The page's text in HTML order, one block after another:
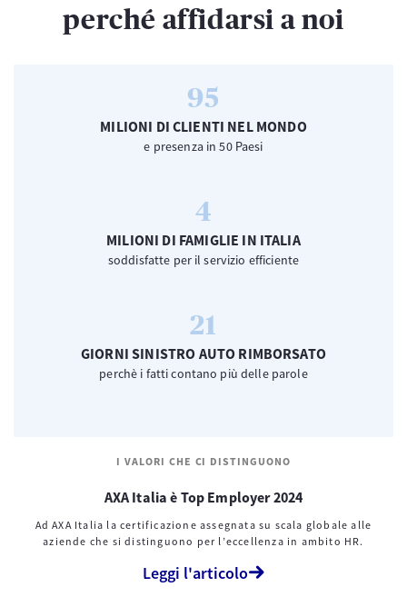
perché affidarsi a noi
95
MILIONI DI CLIENTI NEL MONDO
e presenza in 50 Paesi
4
MILIONI DI FAMIGLIE IN ITALIA
soddisfatte per il servizio efficiente
21
GIORNI SINISTRO AUTO RIMBORSATO
perchè i fatti contano più delle parole
I VALORI CHE CI DISTINGUONO
AXA Italia è Top Employer 2024
Ad AXA Italia la certificazione assegnata su scala globale alle
aziende che si distinguono per l’eccellenza in ambito HR.
Leggi l'articolo
I VALORI CHE CI DISTINGUONO
Innovazione ed eccellenza
Stiamo reinventando l’assicurazione per essere partner di
valore per i nostri clienti. “Top assistenza clienti”, “Top
riconoscimenti che AXA ha ricevuto per l’eccellenza dei suoi